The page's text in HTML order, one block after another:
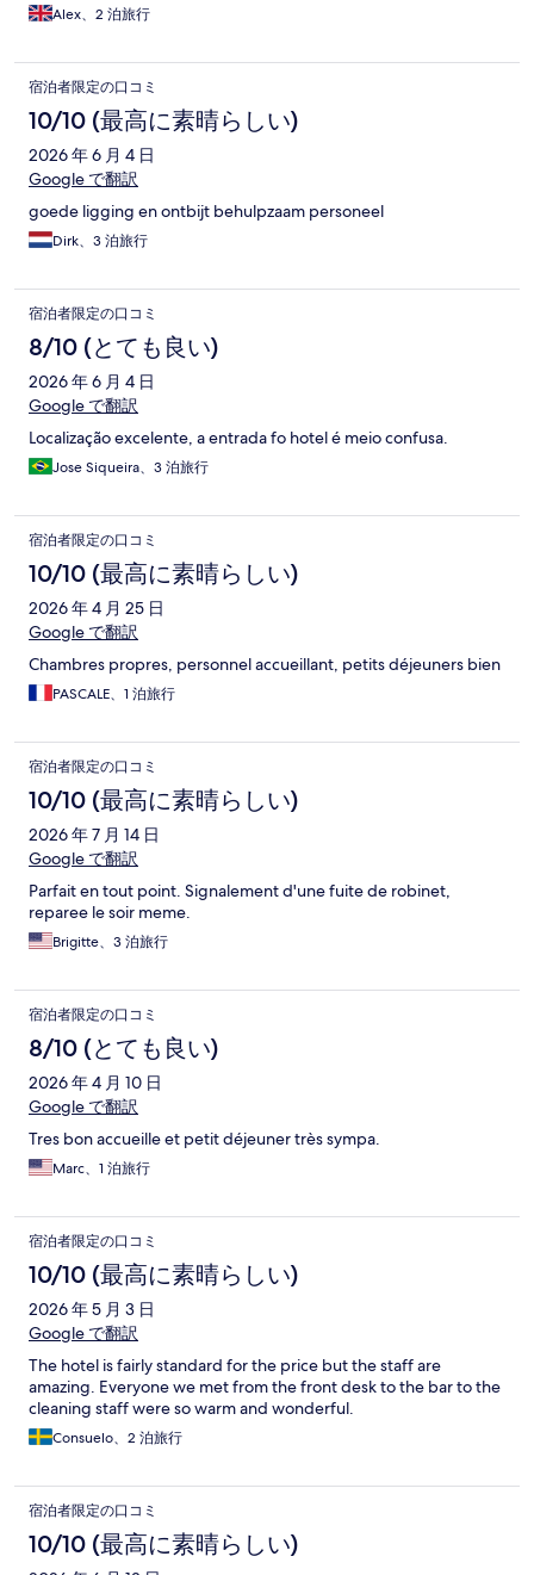
Alex、2 泊旅行
宿泊者限定の口コミ
10/10 (最高に素晴らしい)
2026 年 6 月 4 日
Google で翻訳
goede ligging en ontbijt behulpzaam personeel
Dirk、3 泊旅行
宿泊者限定の口コミ
8/10 (とても良い)
2026 年 6 月 4 日
Google で翻訳
Localização excelente, a entrada fo hotel é meio confusa.
Jose Siqueira、3 泊旅行
宿泊者限定の口コミ
10/10 (最高に素晴らしい)
2026 年 4 月 25 日
Google で翻訳
Chambres propres, personnel accueillant, petits déjeuners bien
PASCALE、1 泊旅行
宿泊者限定の口コミ
10/10 (最高に素晴らしい)
2026 年 7 月 14 日
Google で翻訳
Parfait en tout point. Signalement d'une fuite de robinet,
reparee le soir meme.
Brigitte、3 泊旅行
宿泊者限定の口コミ
8/10 (とても良い)
2026 年 4 月 10 日
Google で翻訳
Tres bon accueille et petit déjeuner très sympa.
Marc、1 泊旅行
宿泊者限定の口コミ
10/10 (最高に素晴らしい)
2026 年 5 月 3 日
Google で翻訳
The hotel is fairly standard for the price but the staff are
amazing. Everyone we met from the front desk to the bar to the
cleaning staff were so warm and wonderful.
Consuelo、2 泊旅行
宿泊者限定の口コミ
10/10 (最高に素晴らしい)